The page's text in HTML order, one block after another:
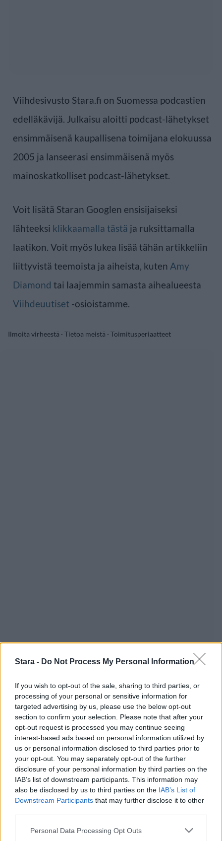
Stara - Do Not Process My Personal Information
If you wish to opt-out of the sale, sharing to third parties, or
processing of your personal or sensitive information for
targeted advertising by us, please use the below opt-out
section to confirm your selection. Please note that after your
opt-out request is processed you may continue seeing
interest-based ads based on personal information utilized by
us or personal information disclosed to third parties prior to
your opt-out. You may separately opt-out of the further
disclosure of your personal information by third parties on the
IAB’s list of downstream participants. This information may
also be disclosed by us to third parties on the IAB’s List of
Downstream Participants that may further disclose it to other
Personal Data Processing Opt Outs
Viihdesivusto Stara.fi on Suomessa podcastien
edelläkävijä. Julkaisu aloitti podcast-lähetykset
ensimmäisenä kaupallisena toimijana elokuussa
2005 ja lanseerasi ensimmäisenä myös
mainoskatkolliset podcast-lähetykset.
Voit lisätä Staran Googlen ensisijaiseksi
lähteeksi klikkaamalla tästä ja ruksittamalla
laatikon. Voit myös lukea lisää tähän artikkeliin
liittyvistä teemoista ja aiheista, kuten Amy
Diamond tai laajemmin samasta aihealueesta
Viihdeuutiset -osioistamme.
Ilmoita virheestä · Tietoa meistä · Toimitusperiaatteet
Staran luetuimmat
1
UUTISET
Kela muistuttaa tärkeästä